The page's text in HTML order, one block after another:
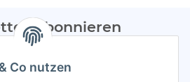
Abonnieren
eurer
euren Aktionen per E-Mail zu.
Co nutzen